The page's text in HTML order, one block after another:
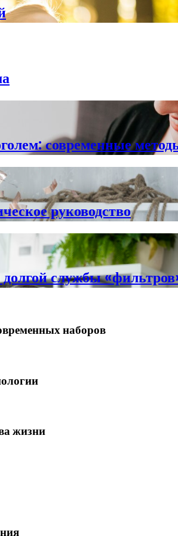
современные
руководство
службы
наборов
жизни